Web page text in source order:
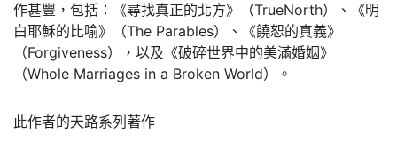
作甚豐，包括：《尋找真正的北方》（TrueNorth）、《明
白耶穌的比喻》（The Parables）、《饒恕的真義》
（Forgiveness），以及《破碎世界中的美滿婚姻》
（Whole Marriages in a Broken World）。
此作者的天路系列著作